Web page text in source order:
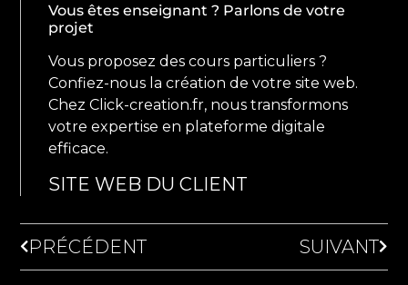
Vous êtes enseignant ? Parlons de votre
projet
Vous proposez des cours particuliers ?
Confiez-nous la création de votre site web.
Chez Click-creation.fr, nous transformons
votre expertise en plateforme digitale
efficace.
SITE WEB DU CLIENT
PRÉCÉDENT SUIVANT